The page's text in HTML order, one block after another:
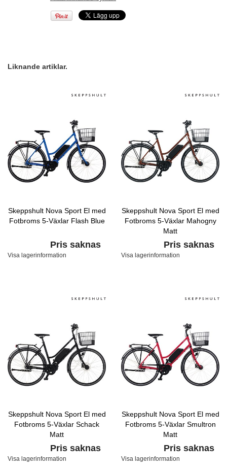
Liknande artiklar.
Skeppshult Nova Sport El med
Fotbroms 5-Växlar Flash Blue
Pris saknas
Visa lagerinformation
Skeppshult Nova Sport El med
Fotbroms 5-Växlar Mahogny
Matt
Pris saknas
Visa lagerinformation
Skeppshult Nova Sport El med
Fotbroms 5-Växlar Schack
Matt
Pris saknas
Visa lagerinformation
Skeppshult Nova Sport El med
Fotbroms 5-Växlar Smultron
Matt
Pris saknas
Visa lagerinformation